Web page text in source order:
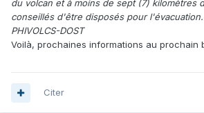
du volcan et à moins de sept (7) kilomètres
conseillés d'être disposés pour
PHIVOLCS-DOST
Voilà, prochaines informations au prochain
Citer